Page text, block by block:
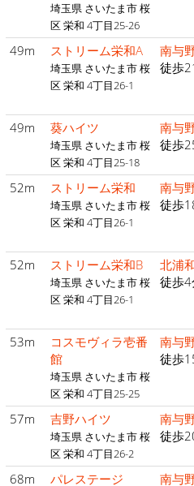
埼玉県 さいたま市 桜
区 栄和 4丁目25-26
49m ストリーム栄和A
埼玉県 さいたま市 桜
区 栄和 4丁目26-1
南与
徒歩
49m 葵ハイツ
埼玉県 さいたま市 桜
区 栄和 4丁目25-18
南与
徒歩
52m ストリーム栄和
埼玉県 さいたま市 桜
区 栄和 4丁目26-1
南与
徒歩
52m ストリーム栄和B
埼玉県 さいたま市 桜
区 栄和 4丁目26-1
北浦
徒歩
53m
コスモヴィラ壱番
館
埼玉県 さいたま市 桜
区 栄和 4丁目25-25
南与
徒歩
57m 吉野ハイツ
埼玉県 さいたま市 桜
区 栄和 4丁目26-2
南与
徒歩
68m パレステージ
南与